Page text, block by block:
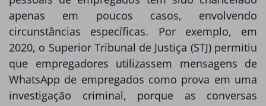
apenas em poucos casos, envolvendo
circunstâncias específicas. Por exemplo, em
2020, o Superior Tribunal de Justiça (STJ) permitiu
que empregadores utilizassem mensagens de
WhatsApp de empregados como prova em uma
investigação criminal, porque as conversas